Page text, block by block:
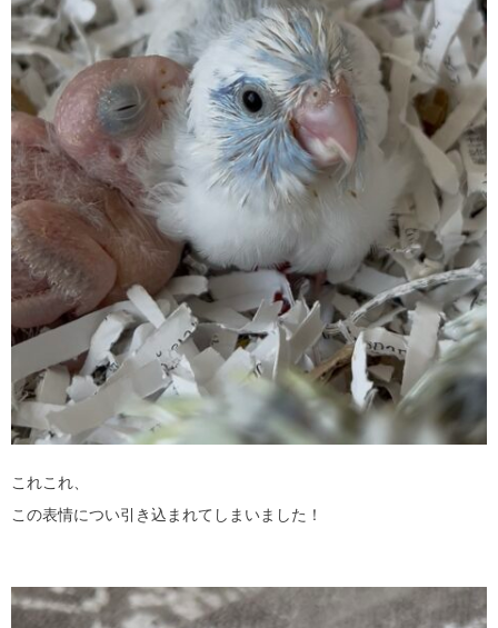
これこれ、
この表情につい引き込まれてしまいました！